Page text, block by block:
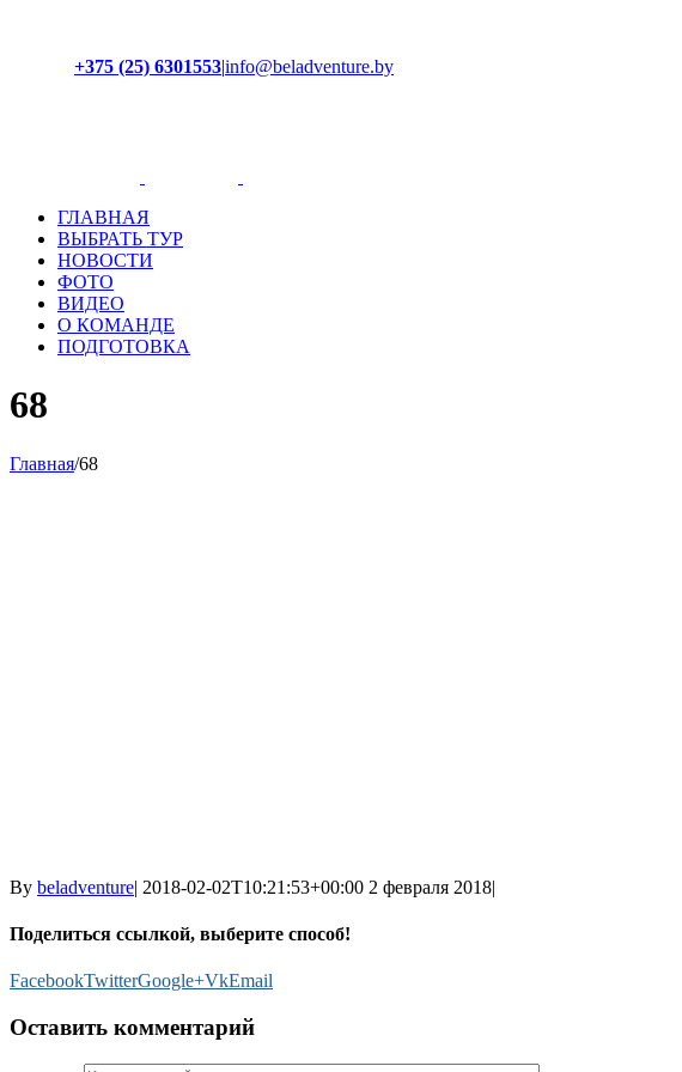
+375 (25) 6301553|info@beladventure.by
ГЛАВНАЯ
ВЫБРАТЬ ТУР
НОВОСТИ
ФОТО
ВИДЕО
О КОМАНДЕ
ПОДГОТОВКА
68
Главная/68
By beladventure| 2018-02-02T10:21:53+00:00 2 февраля 2018|
Поделиться ссылкой, выберите способ!
FacebookTwitterGoogle+VkEmail
Оставить комментарий